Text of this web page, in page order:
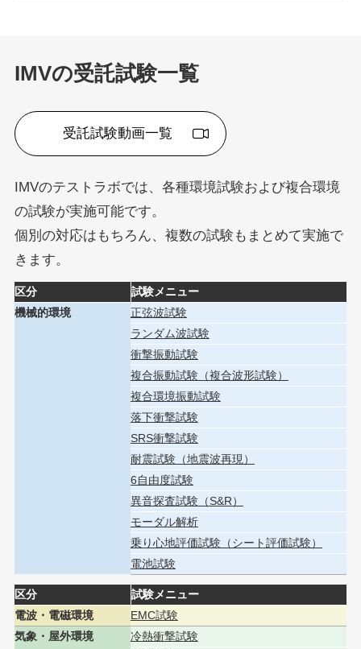
IMVの受託試験一覧
受託試験動画一覧
IMVのテストラボでは、各種環境試験および複合環境
の試験が実施可能です。
個別の対応はもちろん、複数の試験もまとめて実施で
きます。
区分
試験メニュー
機械的環境
正弦波試験
ランダム波試験
衝撃振動試験
複合振動試験（複合波形試験）
複合環境振動試験
落下衝撃試験
SRS衝撃試験
耐震試験（地震波再現）
6自由度試験
異音探査試験（S&R）
モーダル解析
乗り心地評価試験（シート評価試験）
電池試験
区分
試験メニュー
電波・電磁環境
EMC試験
気象・屋外環境
冷熱衝撃試験